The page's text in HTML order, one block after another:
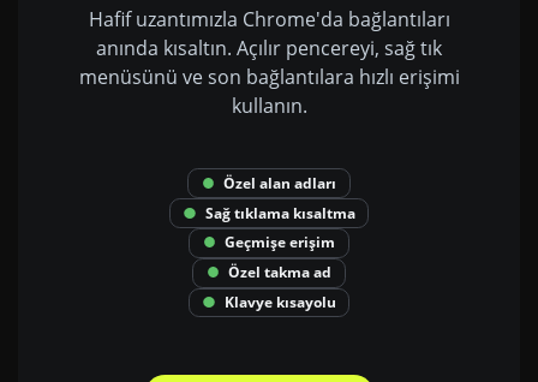
Hafif uzantımızla Chrome'da bağlantıları
anında kısaltın. Açılır pencereyi, sağ tık
menüsünü ve son bağlantılara hızlı erişimi
kullanın.
Özel alan adları
Sağ tıklama kısaltma
Geçmişe erişim
Özel takma ad
Klavye kısayolu